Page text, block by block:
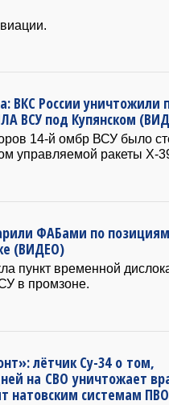
ВКС России уничтожили
ВСУ под Купянском
14-й омбр ВСУ было
управляемой ракеты Х-
ФАБами по
(ВИДЕО)
пункт временной
в промзоне.
лётчик Су-34 о том,
на СВО уничтожает
натовским системам